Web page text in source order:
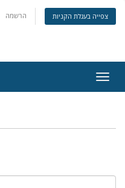
הרשמה צפייה בעגלת הקניות